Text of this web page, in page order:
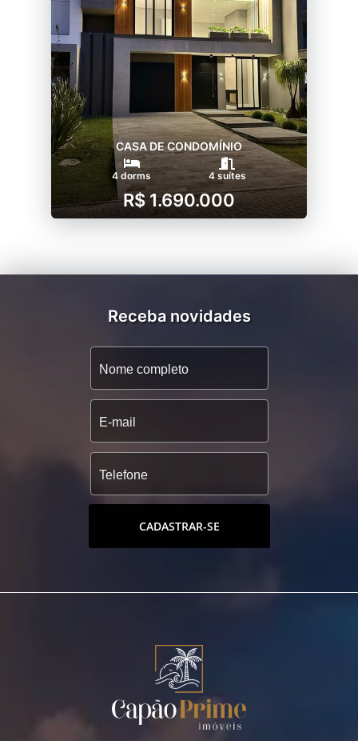
CASA DE CONDOMÍNIO
4 dorms 4 suítes
R$ 1.690.000
Receba novidades
CADASTRAR-SE